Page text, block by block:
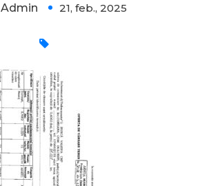
Admin 21, feb., 2025